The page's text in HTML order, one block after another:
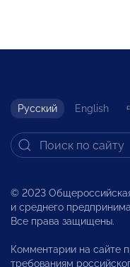
Русский English
© 2023
и среднего
Все права защищены.
Комментарии на сайте
требованиям